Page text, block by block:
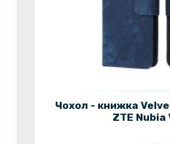
Чохол - книжка
ZTE Nubia